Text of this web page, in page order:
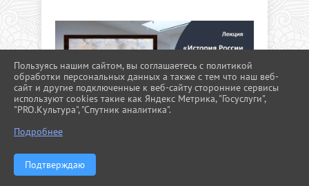
Приглашаем на лекцию «История России в
Пользуясь нашим сайтом, вы соглашаетесь с политикой
обработки персональных данных а также с тем что наш веб-
сайт и другие подключенные к веб-сайту сторонние сервисы
используют cookies такие как Яндекс Метрика, "Госуслуги",
"PRO.Культура", "Спутник аналитика".
Подробнее
Подтверждаю